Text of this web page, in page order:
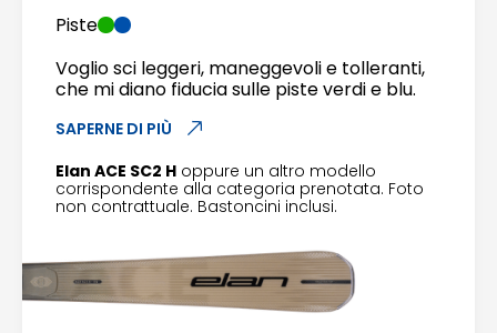
14
24 25 26 27 28 29 30
Piste
Voglio sci leggeri, maneggevoli e tolleranti,
che mi diano fiducia sulle piste verdi e blu.
SAPERNE DI PIÙ
Elan ACE SC2 H oppure un altro modello
corrispondente alla categoria prenotata. Foto
non contrattuale. Bastoncini inclusi.